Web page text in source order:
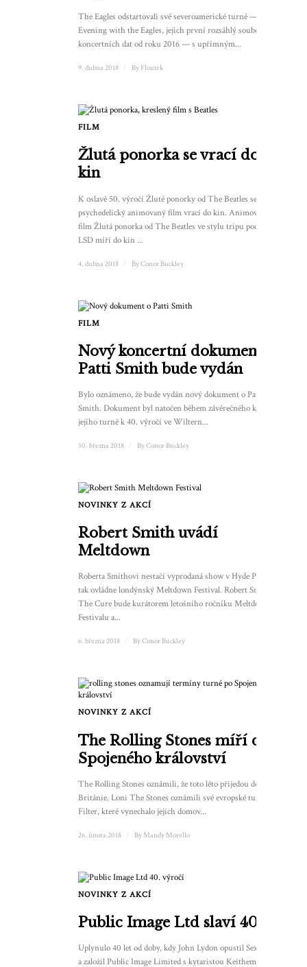
The Eagles odstartovali své severoamerické turné — An
Evening with the Eagles, jejich první rozsáhlý soubor
koncertních dat od roku 2016 — s upřímným...
9. dubna 2018 By Floutek
FILM
Žlutá ponorka se vrací do
kin
K oslavě 50. výročí Žluté ponorky od The Beatles se tento
psychedelický animovaný film vrací do kin. Animovaný
film Žlutá ponorka od The Beatles ve stylu tripu pod vlivem
LSD míří do kin ...
4. dubna 2018 ByConor Buckley
FILM
Nový koncertní dokument o
Patti Smith bude vydán
Bylo oznámeno, že bude vydán nový dokument o Patti
Smith. Dokument byl natočen během závěrečného koncertu
jejího turné k 40. výročí ve Wiltern...
30. března 2018 ByConor Buckley
NOVINKY Z AKCÍ
Robert Smith uvádí
Meltdown
Roberta Smithovi nestačí vyprodaná show v Hyde Parku, a
tak ovládne londýnský Meltdown Festival. Robert Smith z
The Cure bude kurátorem letošního ročníku Meltdown
Festivalu a...
6. března 2018 ByConor Buckley
NOVINKY Z AKCÍ
The Rolling Stones míří do
Spojeného království
The Rolling Stones oznámili, že toto léto přijedou do Velké
Británie. Loni The Stones oznámili své evropské turné No
Filter, které vynechalo jejich domov...
26. února 2018 By Mandy Morello
NOVINKY Z AKCÍ
Public Image Ltd slaví 40 let
Uplynulo 40 let od doby, kdy John Lydon opustil Sex Pistols
a založil Public Image Limited s kytaristou Keithem